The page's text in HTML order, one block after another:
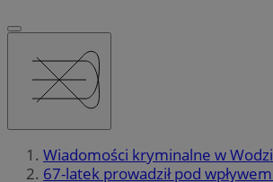
Wiadomości kryminalne w
67-latek prowadził pod